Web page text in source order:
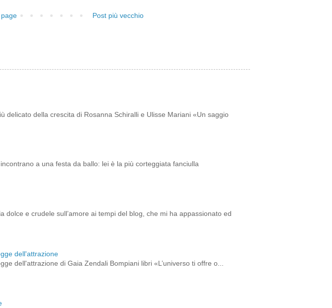
Post più vecchio
delicato della crescita di Rosanna Schiralli e Ulisse Mariani «Un saggio
a una festa da ballo: lei è la più corteggiata fanciulla
e crudele sull’amore ai tempi del blog, che mi ha appassionato ed
dell'attrazione
dell'attrazione di Gaia Zendali Bompiani libri «L’universo ti offre o...